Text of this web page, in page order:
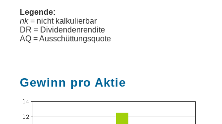
Legende:
nk= nicht kalkulierbar
DR = Dividendenrendite
AQ = Ausschüttungsquote
Gewinn pro Aktie